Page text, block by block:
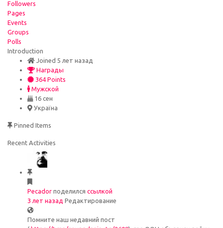
Followers
Pages
Events
Groups
Polls
Introduction
Joined 5 лет назад
Награды
364 Points
Мужской
16 сен
Україна
Pinned Items
Recent Activities
Pecador поделился ссылкой
3 лет назад Редактирование
Помните наш недавний пост